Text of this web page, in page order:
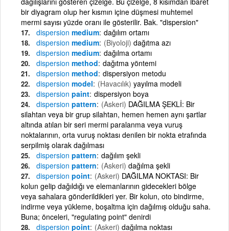
bir diyagram olup her kısmın içine düşmesi muhtemel
mermi sayısı yüzde oranı ile gösterilir. Bak. "dispersion"
dispersion medium dağılım ortamı
dispersion medium (Biyoloji) dağıtma azı
dispersion medium dağılma ortamı
dispersion method dağıtma yöntemi
dispersion method dispersiyon metodu
dispersion model (Havacılık) yayılma modeli
dispersion paint dispersiyon boya
dispersion pattern (Askeri) DAĞILMA ŞEKLİ: Bir
silahtan veya bir grup silahtan, hemen hemen aynı şartlar
altında atılan bir seri mermi paralanma veya vuruş
noktalarının, orta vuruş noktası denilen bir nokta etrafında
serpilmiş olarak dağılması
dispersion pattern dağılım şekli
dispersion pattern (Askeri) dağılma şekli
dispersion point (Askeri) DAĞILMA NOKTASI: Bir
kolun gelip dağıldığı ve elemanlarının gidecekleri bölge
veya sahalara gönderildikleri yer. Bir kolun, oto bindirme,
indirme veya yükleme, boşaltma için dağılmış olduğu saha.
Buna; önceleri, "regulating point" denirdi
dispersion point (Askeri) dağılma noktası